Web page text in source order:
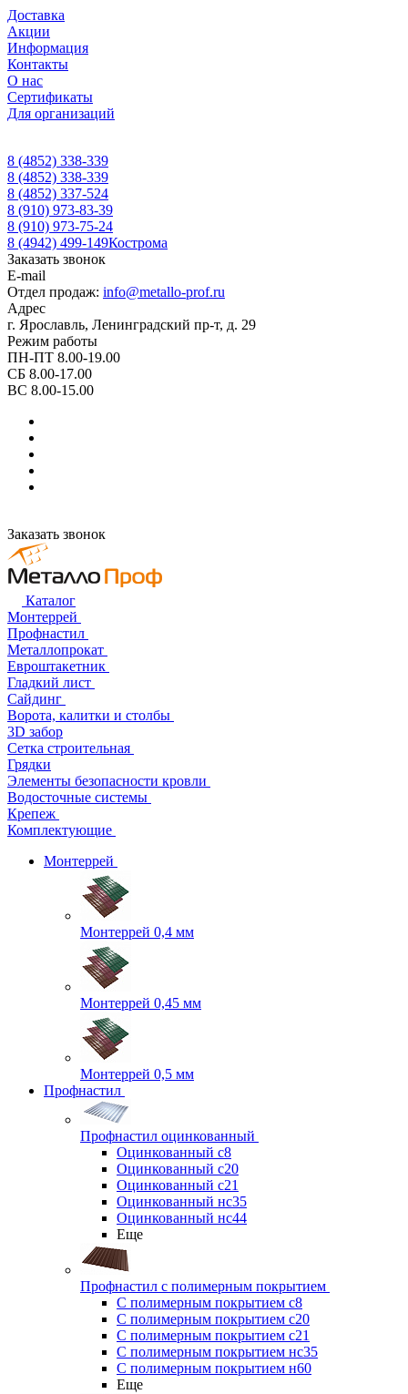
Доставка
Акции
Информация
Контакты
О нас
Сертификаты
Для организаций
8 (4852) 338-339
8 (4852) 338-339
8 (4852) 337-524
8 (910) 973-83-39
8 (910) 973-75-24
8 (4942) 499-149Кострома
Заказать звонок
E-mail
Отдел продаж: info@metallo-prof.ru
Адрес
г. Ярославль, Ленинградский пр-т, д. 29
Режим работы
ПН-ПТ 8.00-19.00
СБ 8.00-17.00
ВС 8.00-15.00
Заказать звонок
Каталог
Монтеррей
Профнастил
Металлопрокат
Евроштакетник
Гладкий лист
Сайдинг
Ворота, калитки и столбы
3D забор
Сетка строительная
Грядки
Элементы безопасности кровли
Водосточные системы
Крепеж
Комплектующие
Монтеррей
Монтеррей 0,4 мм
Монтеррей 0,45 мм
Монтеррей 0,5 мм
Профнастил
Профнастил оцинкованный
Оцинкованный с8
Оцинкованный с20
Оцинкованный с21
Оцинкованный нс35
Оцинкованный нс44
Еще
Профнастил с полимерным покрытием
С полимерным покрытием с8
С полимерным покрытием с20
С полимерным покрытием с21
С полимерным покрытием нс35
С полимерным покрытием н60
Еще